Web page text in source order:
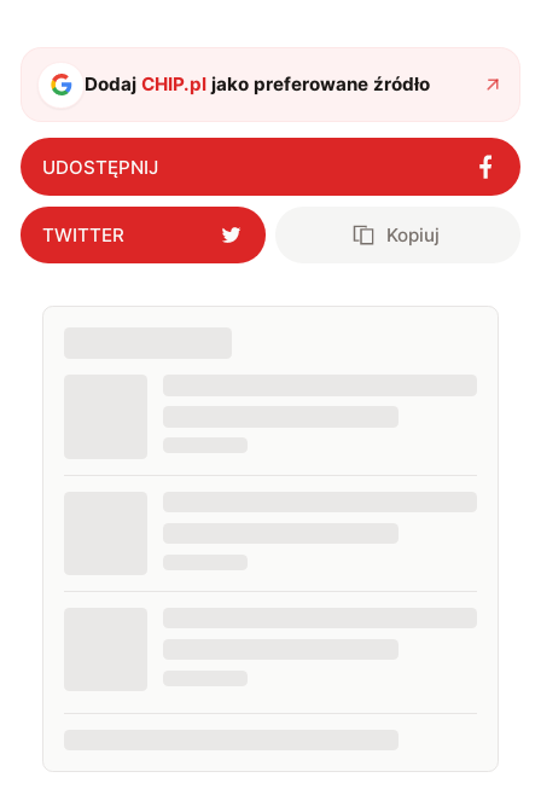
i gram w gry :)
DodajCHIP.pl jako preferowane źródło
UDOSTĘPNIJ
TWITTER Kopiuj